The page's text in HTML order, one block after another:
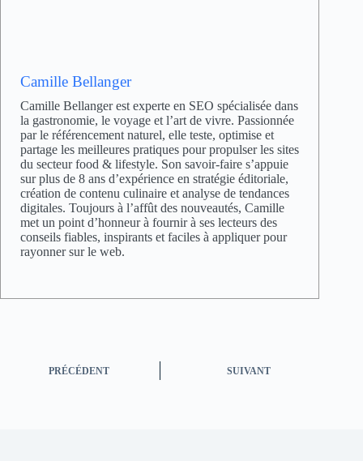
Camille Bellanger
Camille Bellanger est experte en SEO spécialisée dans
la gastronomie, le voyage et l’art de vivre. Passionnée
par le référencement naturel, elle teste, optimise et
partage les meilleures pratiques pour propulser les sites
du secteur food & lifestyle. Son savoir-faire s’appuie
sur plus de 8 ans d’expérience en stratégie éditoriale,
création de contenu culinaire et analyse de tendances
digitales. Toujours à l’affût des nouveautés, Camille
met un point d’honneur à fournir à ses lecteurs des
conseils fiables, inspirants et faciles à appliquer pour
rayonner sur le web.
PRÉCÉDENT SUIVANT